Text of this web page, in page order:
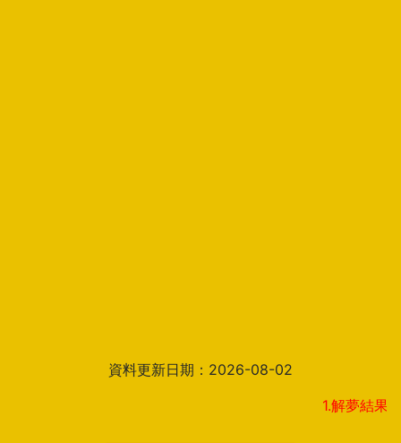
資料更新日期：2026-08-02
1.解夢結果頁新增見